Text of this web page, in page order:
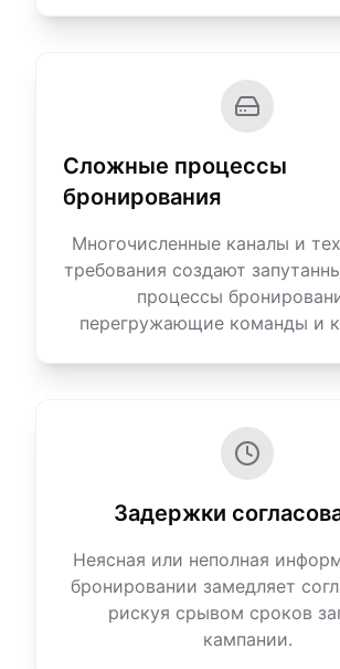
Сложные процессы
бронирования
Многочисленные каналы и
требования создают
процессы
перегружающие команды и
Задержки
Неясная или неполная
бронировании замедляет
рискуя срывом сроков
кампании.